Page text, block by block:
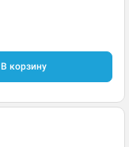
В корзину